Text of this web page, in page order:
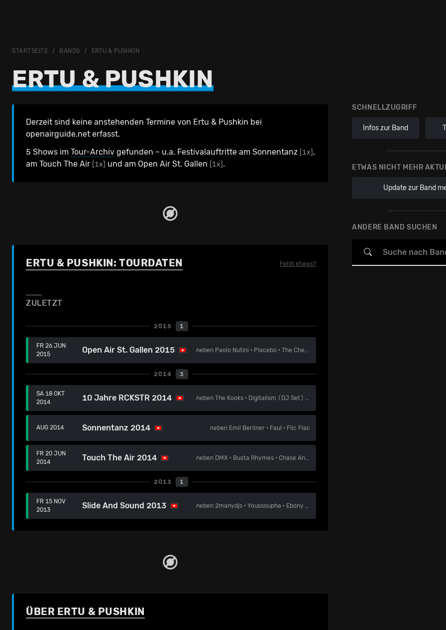
STARTSEITE BANDS ERTU & PUSHKIN
ERTU & PUSHKIN
SCHNELLZUGRIFF
Infos zur Band
ETWAS NICHT MEHR
Update zur Band
ANDERE BAND SUCHEN
Derzeit sind keine anstehenden Termine von Ertu & Pushkin bei
openairguide.net erfasst.
5 Shows im Tour-Archiv gefunden – u.a. Festivalauftritte am Sonnentanz [1x] ,
am Touch The Air [1x] und am Open Air St. Gallen [1x] .
ERTU & PUSHKIN: TOURDATEN Fehlt etwas?
ZULETZT
2015 1
FR 26 JUN
2015
Open Air St. Gallen 2015 neben Paolo Nutini · Placebo ·The Chemical Brothers
2014 3
SA 18 OKT
2014
10 Jahre RCKSTR 2014 nebenThe Kooks · Digitalism (DJ Set)
AUG 2014 Sonnentanz 2014 neben Emil Berliner · Faul · Flic Flac
FR 20 JUN
2014
Touch The Air 2014 neben DMX · Busta Rhymes ·Chase And Status (DJ Set)
2013 1
FR 15 NOV
2013
Slide And Sound 2013 neben 2manydjs ·Youssoupha · Ebony Bones
ÜBER ERTU & PUSHKIN